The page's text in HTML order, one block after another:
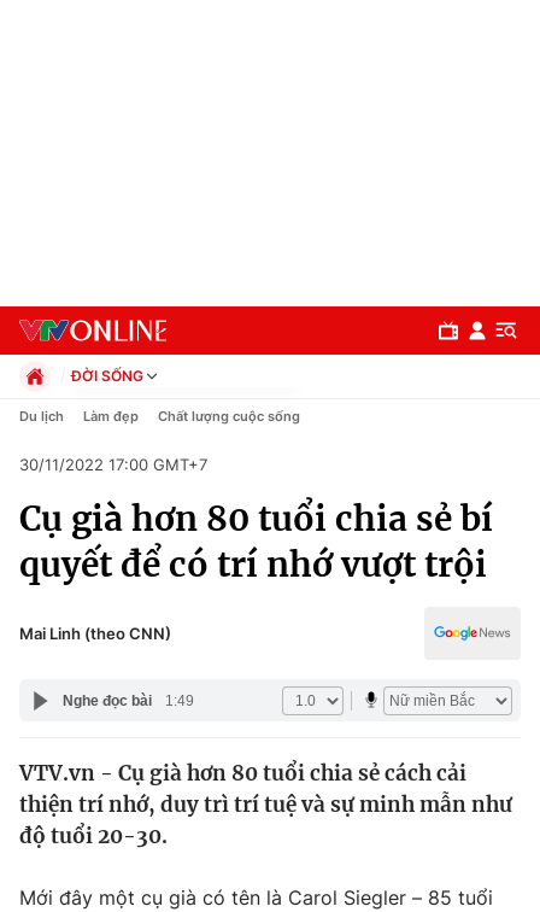
Chuyên mục
Chính trị
Pháp luật
Thế giới
Kinh tế
ĐỜI SỐNG
Chính trị
Pháp luật
Kinh tế
Thể thao
Truyền hình
Y tế
Công nghệ
Du lịch Làm đẹp Chất lượng cuộc sống
30/11/2022 17:00 GMT+7
Cụ già hơn 80 tuổi chia sẻ bí
quyết để có trí nhớ vượt trội
Mai Linh (theo CNN)
Nghe đọc bài 1:49
VTV.vn - Cụ già hơn 80 tuổi chia sẻ cách cải
thiện trí nhớ, duy trì trí tuệ và sự minh mẫn như
độ tuổi 20-30.
Mới đây một cụ già có tên là Carol Siegler – 85 tuổi